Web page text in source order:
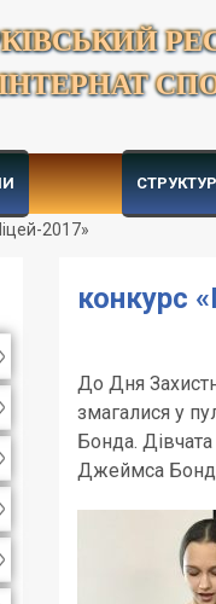
2017»
конкурс
До Дня
змагалися у
Бонда.
Джеймса